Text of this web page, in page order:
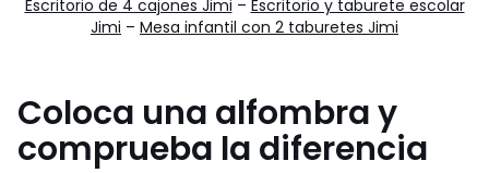
Escritorio de 4 cajones Jimi – Escritorio y taburete escolar
Jimi – Mesa infantil con 2 taburetes Jimi
Coloca una alfombra y
comprueba la diferencia